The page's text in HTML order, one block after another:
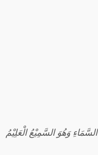
وَهُوَ السَّمِيْعُ الْعَلِيْمُ